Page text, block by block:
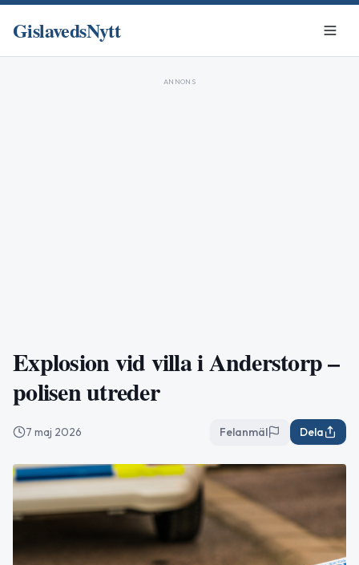
GislavedsNytt
ANNONS
Explosion vid villa i Anderstorp –
polisen utreder
7 maj 2026 Felanmäl Dela